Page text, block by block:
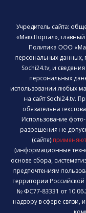
Учредитель сайта:
«МаксПортал»,
Политика ООО
персональных данных,
Sochi24.tv, и
персональных
использовании любых
на сайт Sochi24.tv.
обязательна
Использование
разрешения не
(сайте)
(информационные
основе сбора,
предпочтениям
территории
№ ФС77-83331 от
надзору в сфере